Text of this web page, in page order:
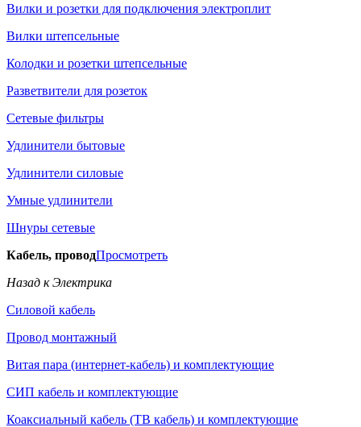
Вилки и розетки для подключения электроплит
Вилки штепсельные
Колодки и розетки штепсельные
Разветвители для розеток
Сетевые фильтры
Удлинители бытовые
Удлинители силовые
Умные удлинители
Шнуры сетевые
Кабель, проводПросмотреть
Назад к Электрика
Силовой кабель
Провод монтажный
Витая пара (интернет-кабель) и комплектующие
СИП кабель и комплектующие
Коаксиальный кабель (ТВ кабель) и комплектующие